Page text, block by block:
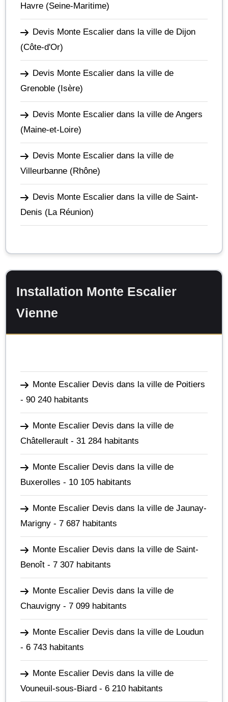
Havre (Seine-Maritime)
Devis Monte Escalier dans la ville de Dijon
(Côte-d'Or)
Devis Monte Escalier dans la ville de
Grenoble (Isère)
Devis Monte Escalier dans la ville de Angers
(Maine-et-Loire)
Devis Monte Escalier dans la ville de
Villeurbanne (Rhône)
Devis Monte Escalier dans la ville de Saint-
Denis (La Réunion)
Installation Monte Escalier
Vienne
Monte Escalier Devis dans la ville de Poitiers
- 90 240 habitants
Monte Escalier Devis dans la ville de
Châtellerault - 31 284 habitants
Monte Escalier Devis dans la ville de
Buxerolles - 10 105 habitants
Monte Escalier Devis dans la ville de Jaunay-
Marigny - 7 687 habitants
Monte Escalier Devis dans la ville de Saint-
Benoît - 7 307 habitants
Monte Escalier Devis dans la ville de
Chauvigny - 7 099 habitants
Monte Escalier Devis dans la ville de Loudun
- 6 743 habitants
Monte Escalier Devis dans la ville de
Vouneuil-sous-Biard - 6 210 habitants